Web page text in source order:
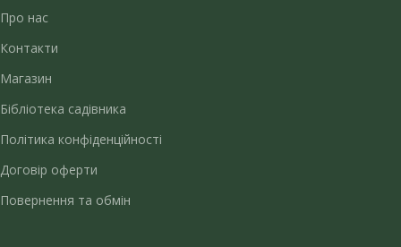
Про нас
Контакти
Магазин
Бібліотека садівника
Політика конфіденційності
Договір оферти
Повернення та обмін